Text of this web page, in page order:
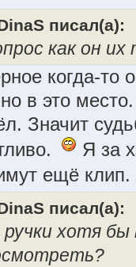
писал(а):
как он
когда-то
в это
Значит
Я за
ещё клип.
писал(а):
ручки хотя бы